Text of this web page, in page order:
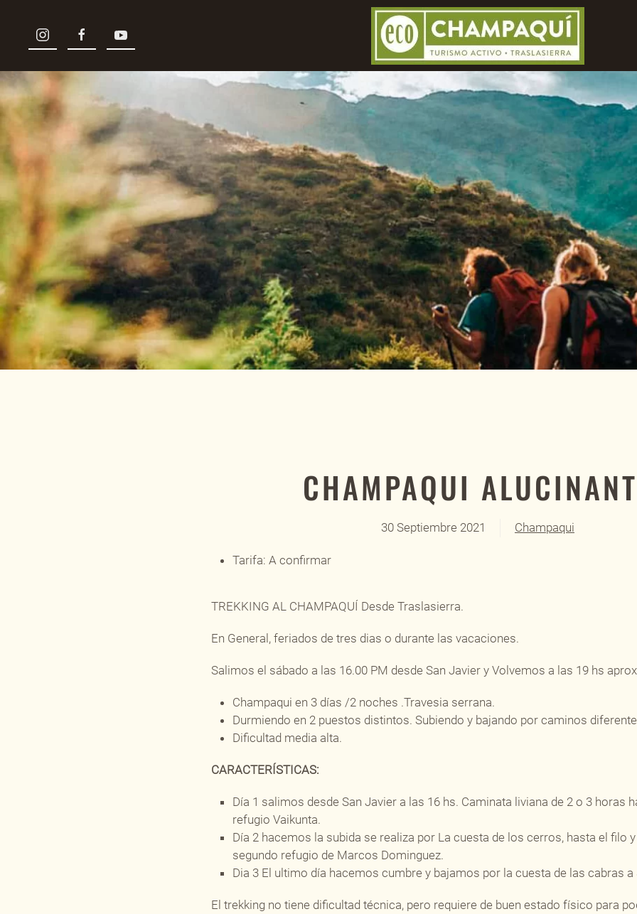
Skip to main content
CHAMPAQUI
30 Septiembre 2021 Champaqui
Tarifa: A confirmar
TREKKING AL CHAMPAQUÍ Desde Traslasierra.
En General, feriados de tres dias o durante las vacaciones.
Salimos el sábado a las 16.00 PM desde San Javier y Volvemos a las 19 hs
Champaqui en 3 días /2 noches .Travesia serrana.
Durmiendo en 2 puestos distintos. Subiendo y bajando por caminos
Dificultad media alta.
CARACTERÍSTICAS:
Día 1 salimos desde San Javier a las 16 hs. Caminata liviana de 2 o 3 horas
refugio Vaikunta.
Día 2 hacemos la subida se realiza por La cuesta de los cerros, hasta el filo
segundo refugio de Marcos Dominguez.
Dia 3 El ultimo día hacemos cumbre y bajamos por la cuesta de las cabras a
El trekking no tiene dificultad técnica, pero requiere de buen estado físico para